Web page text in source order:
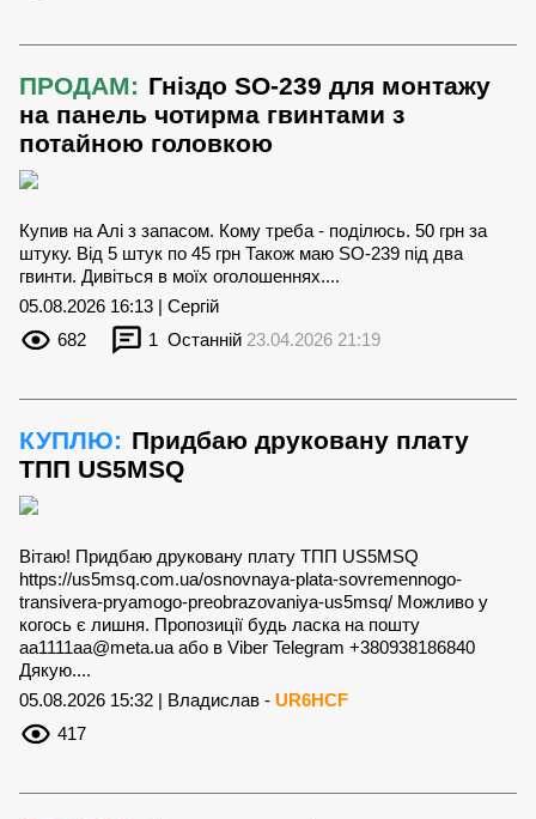
ПРОДАМ: Гніздо SO-239 для монтажу
на панель чотирма гвинтами з
потайною головкою
Купив на Алі з запасом. Кому треба - поділюсь. 50 грн за
штуку. Від 5 штук по 45 грн Також маю SO-239 під два
гвинти. Дивіться в моїх оголошеннях....
05.08.2026 16:13 | Сергій
682
1 Останній 23.04.2026 21:19
КУПЛЮ: Придбаю друковану плату
ТПП US5MSQ
Вітаю! Придбаю друковану плату ТПП US5MSQ
https://us5msq.com.ua/osnovnaya-plata-sovremennogo-
transivera-pryamogo-preobrazovaniya-us5msq/ Можливо у
когось є лишня. Пропозиції будь ласка на пошту
aa1111aa@meta.ua або в Viber Telegram +380938186840
Дякую....
05.08.2026 15:32 | Владислав - UR6HCF
417